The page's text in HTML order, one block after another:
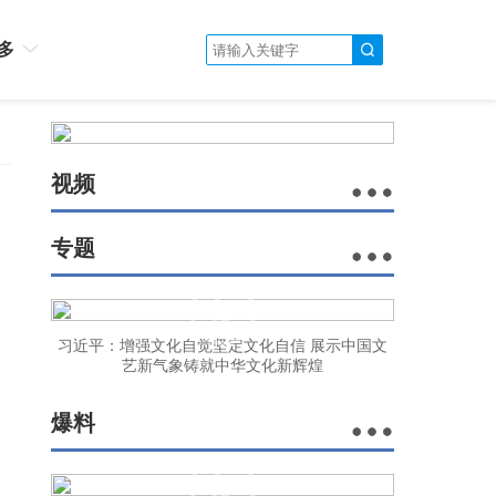
视频
专题
习近平：增强文化自觉坚定文化自信 展示中国文
艺新气象铸就中华文化新辉煌
爆料